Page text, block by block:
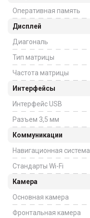
Оперативная память
Дисплей
Диагональ
Тип матрицы
Частота матрицы
Интерфейсы
Интерфейс USB
Разъем 3,5 мм
Коммуникации
Навигационная система
Стандарты Wi-Fi
Камера
Основная камера
Фронтальная камера